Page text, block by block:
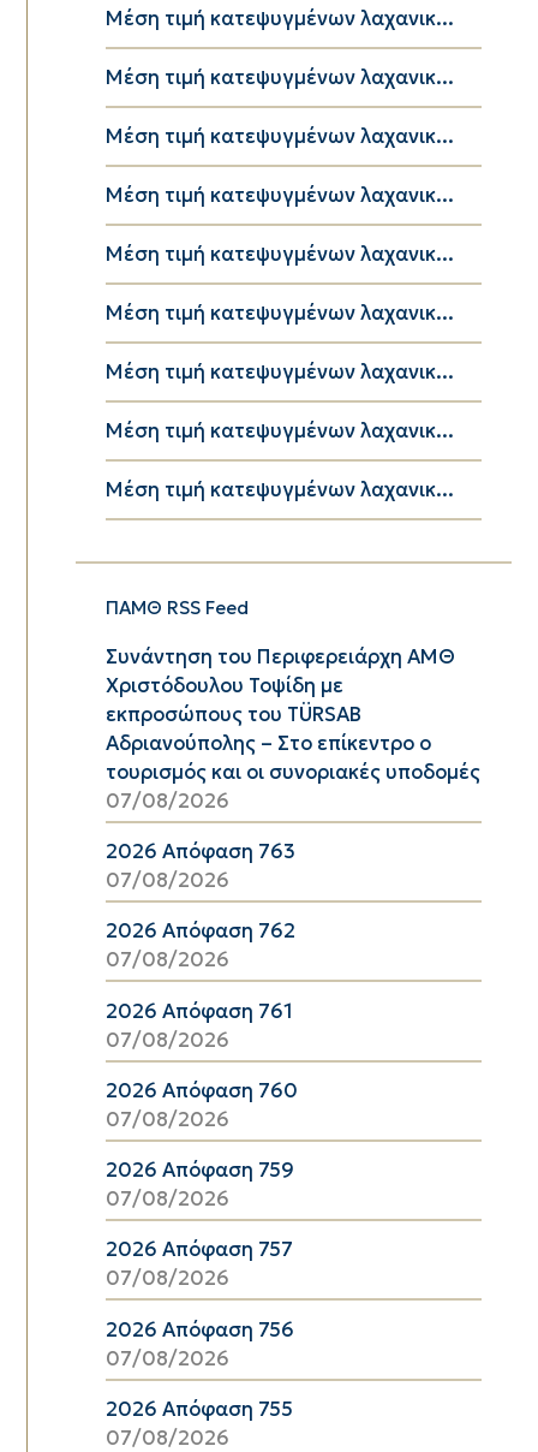
Μέση τιμή κατεψυγμένων λαχανικ...
Μέση τιμή κατεψυγμένων λαχανικ...
Μέση τιμή κατεψυγμένων λαχανικ...
Μέση τιμή κατεψυγμένων λαχανικ...
Μέση τιμή κατεψυγμένων λαχανικ...
Μέση τιμή κατεψυγμένων λαχανικ...
Μέση τιμή κατεψυγμένων λαχανικ...
Μέση τιμή κατεψυγμένων λαχανικ...
Μέση τιμή κατεψυγμένων λαχανικ...
ΠΑΜΘ RSS Feed
Συνάντηση του Περιφερειάρχη ΑΜΘ
Χριστόδουλου Τοψίδη με
εκπροσώπους του TÜRSAB
Αδριανούπολης – Στο επίκεντρο ο
τουρισμός και οι συνοριακές υποδομές
07/08/2026
2026 Απόφαση 763
07/08/2026
2026 Απόφαση 762
07/08/2026
2026 Απόφαση 761
07/08/2026
2026 Απόφαση 760
07/08/2026
2026 Απόφαση 759
07/08/2026
2026 Απόφαση 757
07/08/2026
2026 Απόφαση 756
07/08/2026
2026 Απόφαση 755
07/08/2026